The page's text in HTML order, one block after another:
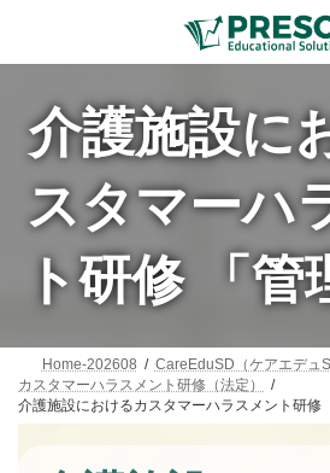
テ
ゲ
介護施設に
スタマーハ
ト研修 「管
Home-202608
CareEduSD（ケアエデュ
カスタマーハラスメント研修（法定）
介護施設におけるカスタマーハラスメント研修